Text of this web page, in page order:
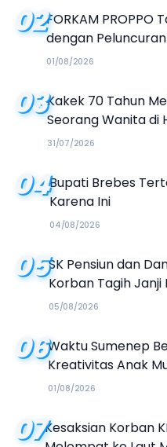
02FORKAM PROPPO
dengan
Organisasi
01/08/2026
03Kakek 70 Tahun
Seorang Wanita di
31/07/2026
04Bupati Brebes
Karena Ini
04/08/2026
05SK Pensiun dan
Korban Tagih Janji
05/08/2026
06Waktu Sumenep
Kreativitas Anak
Industri Kreatif
01/08/2026
07Kesaksian Korban